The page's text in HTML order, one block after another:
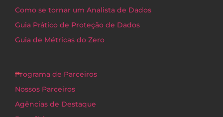
Como se tornar um Analista de Dados
Guia Prático de Proteção de Dados
Guia de Métricas do Zero
Programa de Parceiros
Nossos Parceiros
Agências de Destaque